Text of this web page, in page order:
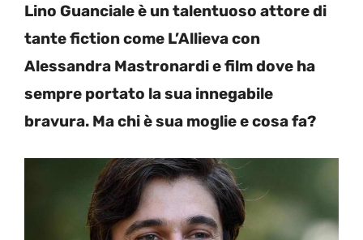
Lino Guanciale è un talentuoso attore di
tante fiction come L’Allieva con
Alessandra Mastronardi e film dove ha
sempre portato la sua innegabile
bravura. Ma chi è sua moglie e cosa fa?